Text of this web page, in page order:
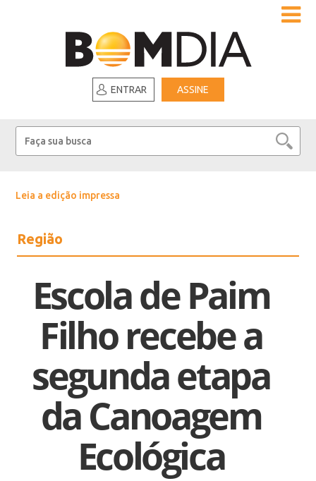
ENTRAR ASSINE
Leia a edição impressa
Região
Escola de Paim
Filho recebe a
segunda etapa
da Canoagem
Ecológica